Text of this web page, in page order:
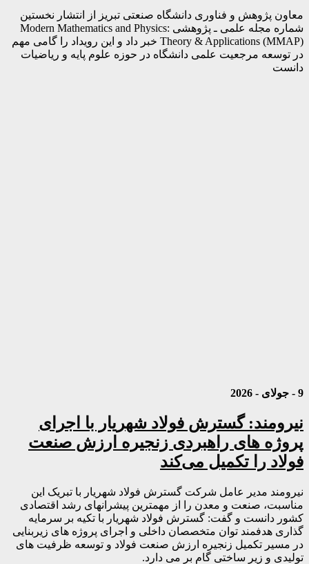
معاون پژوهش و فناوری دانشگاه صنعتی تبریز از انتشار نخستین
شماره مجله علمی ـ پژوهشی Modern Mathematics and Physics:
Theory & Applications (MMAP) خبر داد و این رویداد را گامی مهم
در توسعه مرجعیت علمی دانشگاه در حوزه علوم پایه و ریاضیات
دانست
9 - جولای - 2026
نیرومند: گسترش فولاد شهریار با اجرای
پروژه های راهبردی زنجیره ارزش صنعت
فولاد را تکمیل می‌کند
نیرومند مدیر عامل شرکت گسترش فولاد شهریار با تبریک این
مناسبت، صنعت و معدن را از مهمترین پیشرانهای رشد اقتصادی
کشور دانست و گفت: گسترش فولاد شهریار با تکیه بر سرمایه
گذاری هدفمند توان متخصصان داخلی و اجرای پروژه های زیربنایی
در مسیر تکمیل زنجیره ارزش صنعت فولاد و توسعه ظرفیت های
تولیدی و زیر ساختی گام بر می دارد.